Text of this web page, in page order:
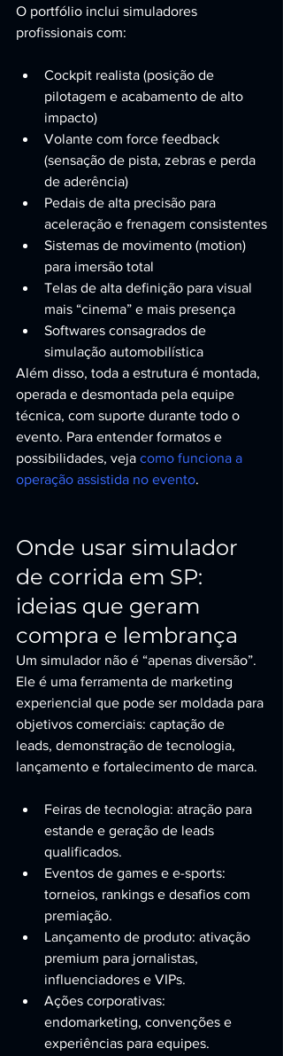
O portfólio inclui simuladores
profissionais com:
Cockpit realista (posição de
pilotagem e acabamento de alto
impacto)
Volante com force feedback
(sensação de pista, zebras e perda
de aderência)
Pedais de alta precisão para
aceleração e frenagem consistentes
Sistemas de movimento (motion)
para imersão total
Telas de alta definição para visual
mais “cinema” e mais presença
Softwares consagrados de
simulação automobilística
Além disso, toda a estrutura é montada,
operada e desmontada pela equipe
técnica, com suporte durante todo o
evento. Para entender formatos e
possibilidades, veja como funciona a
operação assistida no evento.
Onde usar simulador
de corrida em SP:
ideias que geram
compra e lembrança
Um simulador não é “apenas diversão”.
Ele é uma ferramenta de marketing
experiencial que pode ser moldada para
objetivos comerciais: captação de
leads, demonstração de tecnologia,
lançamento e fortalecimento de marca.
Feiras de tecnologia: atração para
estande e geração de leads
qualificados.
Eventos de games e e-sports:
torneios, rankings e desafios com
premiação.
Lançamento de produto: ativação
premium para jornalistas,
influenciadores e VIPs.
Ações corporativas:
endomarketing, convenções e
experiências para equipes.